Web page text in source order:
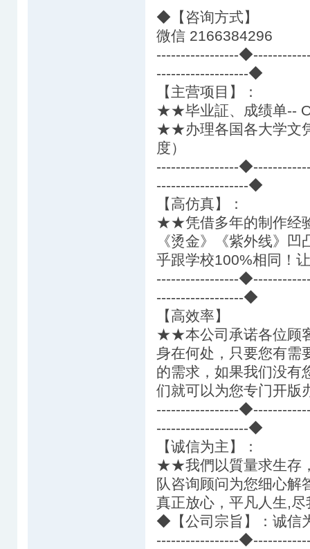
◆【咨询方式】
微信 2166384296
-----------------
-------------------◆
【主营项目】：
★★毕业証、成绩单--
★★办理各国各大学文
度）
-----------------
-------------------◆
【高仿真】
★★凭借多年的制作经
《烫金》《紫外线》
乎跟学校100%相同！
-----------------
------------------◆
【高效率】
★★本公司承诺各位顾
身在何处，只要您有需
的需求，如果我们没有
们就可以为您专门开版
-----------------
-------------------◆
【诚信为主】：
★★我們以質量求生存
队咨询顾问为您细心解
真正放心，平凡人生,
◆【公司宗旨】：诚信
-----------------